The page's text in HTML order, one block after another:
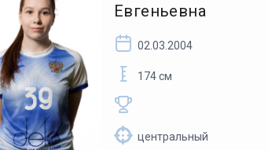
Евгеньевна
02.03.2004
174 см
центральный